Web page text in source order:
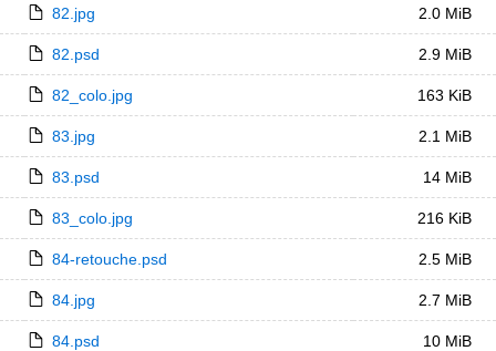
82.jpg 2.0 MiB
82.psd 2.9 MiB
82_colo.jpg 163 KiB
83.jpg 2.1 MiB
83.psd 14 MiB
83_colo.jpg 216 KiB
84-retouche.psd 2.5 MiB
84.jpg 2.7 MiB
84.psd 10 MiB